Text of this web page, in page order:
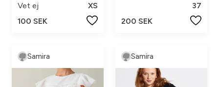
Vet ej
XS
100 SEK
37
200 SEK
Samira Samira